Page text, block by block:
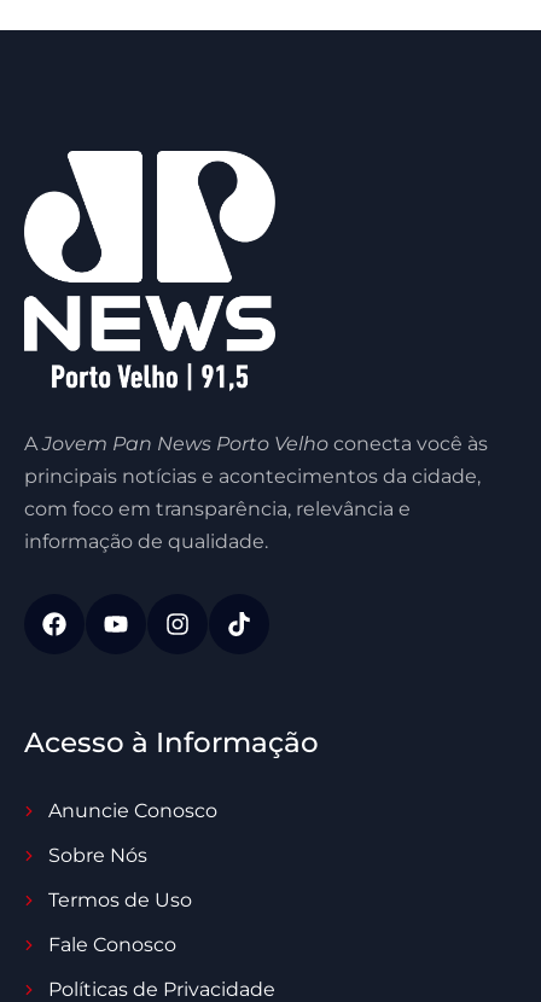
AJovem Pan News Porto Velho conecta você às
principais notícias e acontecimentos da cidade,
com foco em transparência, relevância e
informação de qualidade.
Acesso à Informação
Anuncie Conosco
Sobre Nós
Termos de Uso
Fale Conosco
Políticas de Privacidade